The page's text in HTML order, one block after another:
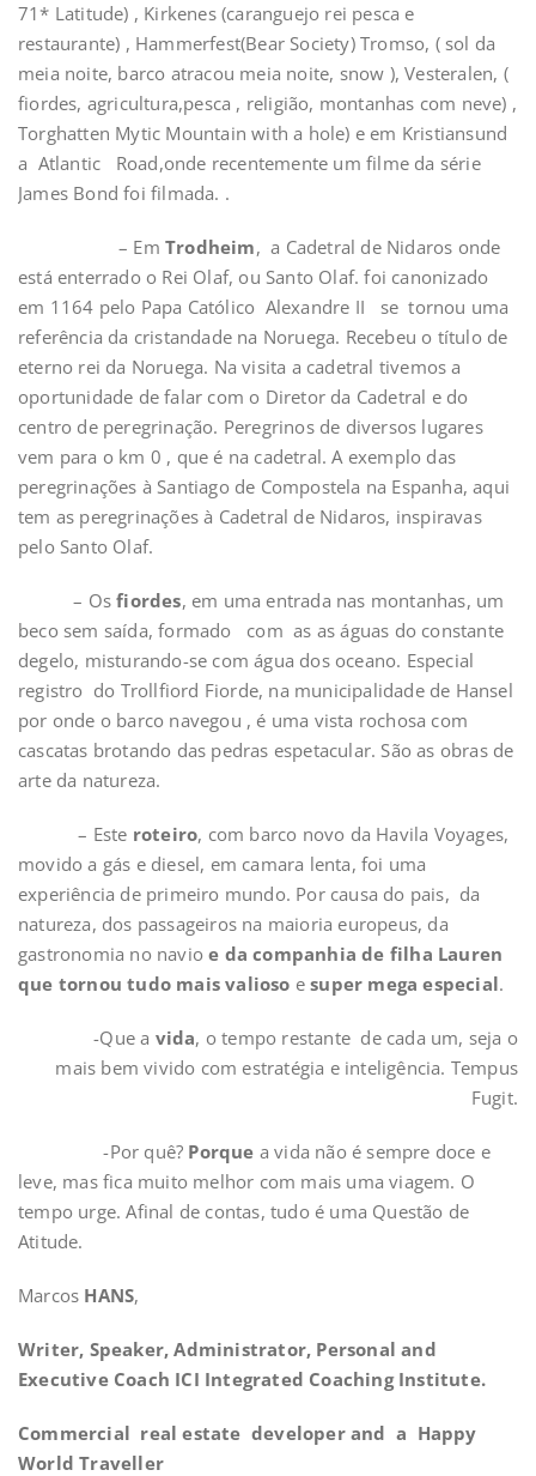
71* Latitude) , Kirkenes (caranguejo rei pesca e
restaurante) , Hammerfest(Bear Society) Tromso, ( sol da
meia noite, barco atracou meia noite, snow ), Vesteralen, (
fiordes, agricultura,pesca , religião, montanhas com neve) ,
Torghatten Mytic Mountain with a hole) e em Kristiansund
a Atlantic Road,onde recentemente um filme da série
James Bond foi filmada. .
– Em Trodheim, a Cadetral de Nidaros onde
está enterrado o Rei Olaf, ou Santo Olaf. foi canonizado
em 1164 pelo Papa Católico Alexandre II se tornou uma
referência da cristandade na Noruega. Recebeu o título de
eterno rei da Noruega. Na visita a cadetral tivemos a
oportunidade de falar com o Diretor da Cadetral e do
centro de peregrinação. Peregrinos de diversos lugares
vem para o km 0 , que é na cadetral. A exemplo das
peregrinações à Santiago de Compostela na Espanha, aqui
tem as peregrinações à Cadetral de Nidaros, inspiravas
pelo Santo Olaf.
– Osfiordes, em uma entrada nas montanhas, um
beco sem saída, formado com as as águas do constante
degelo, misturando-se com água dos oceano. Especial
registro do Trollfiord Fiorde, na municipalidade de Hansel
por onde o barco navegou , é uma vista rochosa com
cascatas brotando das pedras espetacular. São as obras de
arte da natureza.
– Este roteiro, com barco novo da Havila Voyages,
movido a gás e diesel, em camara lenta, foi uma
experiência de primeiro mundo. Por causa do pais, da
natureza, dos passageiros na maioria europeus, da
gastronomia no navioe da companhia de filha Lauren
que tornou tudo mais valioso e super mega especial.
-Que a vida, o tempo restante de cada um, seja o
mais bem vivido com estratégia e inteligência. Tempus
Fugit.
-Por quê? Porque a vida não é sempre doce e
leve, mas fica muito melhor com mais uma viagem. O
tempo urge. Afinal de contas, tudo é uma Questão de
Atitude.
Marcos HANS,
Writer, Speaker, Administrator, Personal and
Executive Coach ICI Integrated Coaching Institute.
Commercial real estate developer and a Happy
World Traveller